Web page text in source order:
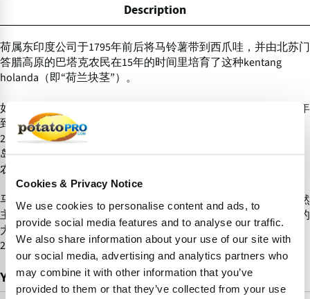
Cookies & Privacy Notice
We use cookies to personalise content and ads, to
provide social media features and to analyse our traffic.
We also share information about your use of our site with
our social media, advertising and analytics partners who
may combine it with other information that you’ve
provided to them or that they’ve collected from your use
Description
荷属东印度公司于1795年前后将马铃薯带到西爪哇，并由北苏门
答腊高原的巴塔克农民在15年的时间里培育了这种kentang
holanda（即“荷兰块茎”）。
如今，印度尼西亚是东南亚地区最大的马铃薯生产国。从1960年
到90年代中期，该国马铃薯产量的年增长速度接近9％，而且自
2003年以来，年平均产量超过100万吨。马铃薯的种植遍及所有
岛屿和海拔高度在800至1800米的高原地区，其主要生产者是小
农。
马铃薯种植者在很大程度上依赖从德国和荷兰进口的种薯。虽然
主要是苏门答腊北部的一部分马铃薯被用来出口，但该国收获的
大部分马铃薯是作为新鲜食品供大城市消费的。印度尼西亚在
2006年进口了大约3.2万吨马铃薯，主要用于加工食品。
You May Also Like: